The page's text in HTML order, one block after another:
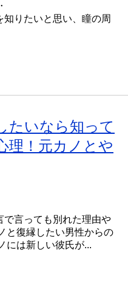
知りたいと思い、瞳の周
たいなら知って
理！元カノとや
で言っても別れた理由や
と復縁したい男性からの
には新しい彼氏が...